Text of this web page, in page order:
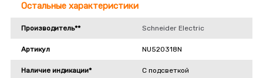
Остальные характеристики
Производитель** Schneider Electric
Артикул NU520318N
Наличие индикации* С подсветкой